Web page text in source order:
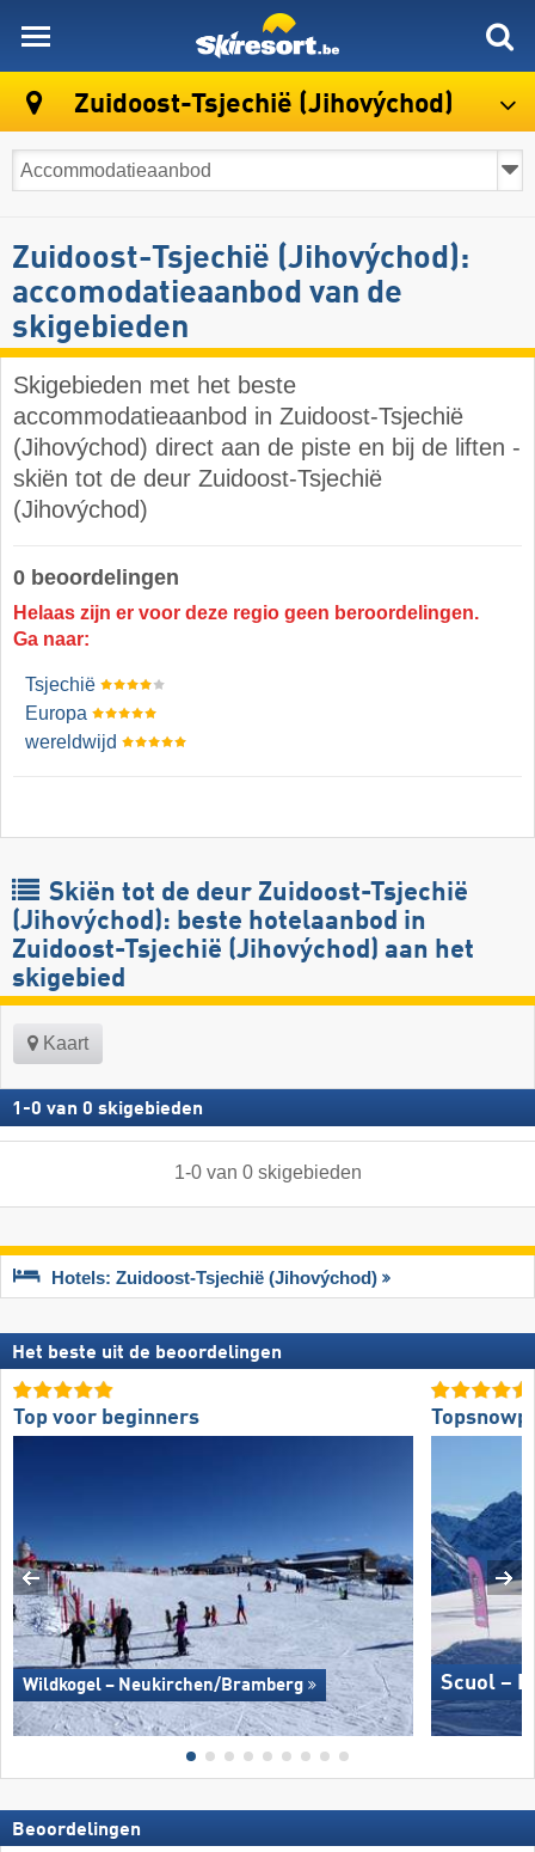
Zuidoost-Tsjechië (Jihovýchod)
Zuidoost-Tsjechië (Jihovýchod):
accomodatieaanbod van de
skigebieden
Skigebieden met het beste
accommodatieaanbod in Zuidoost-Tsjechië
(Jihovýchod) direct aan de piste en bij de liften -
skiën tot de deur Zuidoost-Tsjechië
(Jihovýchod)
0 beoordelingen
Helaas zijn er voor deze regio geen beroordelingen.
Ga naar:
Tsjechië
Europa
wereldwijd
Skiën tot de deur Zuidoost-Tsjechië
(Jihovýchod): beste hotelaanbod in
Zuidoost-Tsjechië (Jihovýchod) aan het
skigebied
Kaart
1 -0 van 0 skigebieden
1-0van 0 skigebieden
Hotels: Zuidoost-Tsjechië (Jihovýchod)
Het beste uit de beoordelingen
Top voor beginners
Wildkogel – Neukirchen/​Bramberg Scuol –
Beoordelingen